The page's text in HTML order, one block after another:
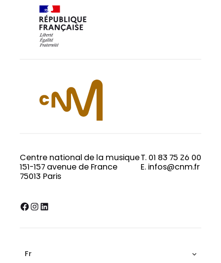
Centre national de la musique
151-157 avenue de France
75013 Paris
T. 01 83 75 26 00
E. infos@cnm.fr
Facebook InstagramLinkedIn
Fr